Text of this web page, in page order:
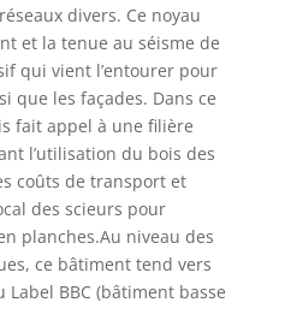
divers. Ce noyau
et la tenue au séisme de
qui vient l’entourer pour
que les façades. Dans ce
fait appel à une filière
l’utilisation du bois des
coûts de transport et
des scieurs pour
planches.Au niveau des
ce bâtiment tend vers
BBC (bâtiment basse